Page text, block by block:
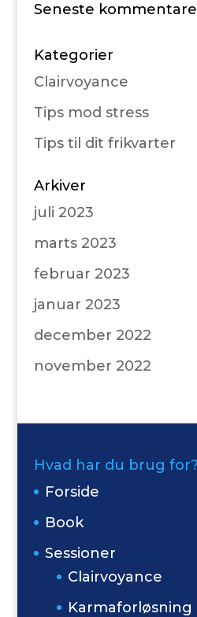
Seneste
Kategorier
Clairvoyance
Tips mod stress
Tips til dit frikvarter
Arkiver
juli 2023
marts 2023
februar 2023
januar 2023
december 2022
november 2022
Hvad har du brug for?
Forside
Book
Sessioner
Clairvoyance
Karmaforløsning